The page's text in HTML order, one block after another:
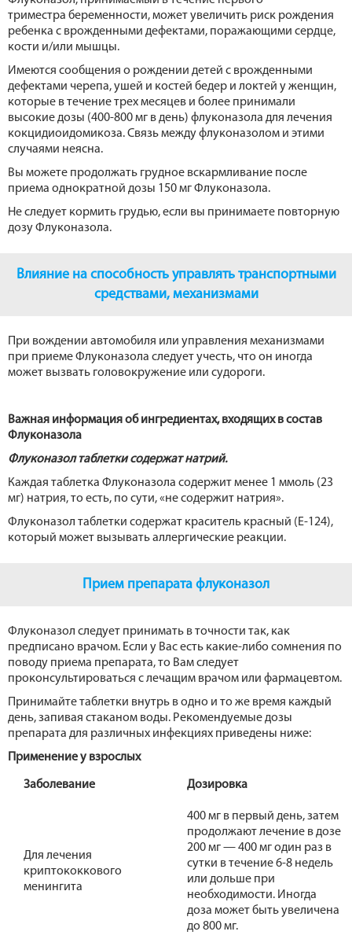
триместра беременности, может увеличить риск рождения
ребенка с врожденными дефектами, поражающими сердце,
кости и/или мышцы.
Имеются сообщения о рождении детей с врожденными
дефектами черепа, ушей и костей бедер и локтей у женщин,
которые в течение трех месяцев и более принимали
высокие дозы (400-800 мг в день) флуконазола для лечения
кокцидиоидомикоза. Связь между флуконазолом и этими
случаями неясна.
Вы можете продолжать грудное вскармливание после
приема однократной дозы 150 мг Флуконазола.
Не следует кормить грудью, если вы принимаете повторную
дозу Флуконазола.
Влияние на способность управлять транспортными
средствами, механизмами
При вождении автомобиля или управления механизмами
при приеме Флуконазола следует учесть, что он иногда
может вызвать головокружение или судороги.
Важная информация об ингредиентах, входящих в состав
Флуконазола
Флуконазол таблетки содержат натрий.
Каждая таблетка Флуконазола содержит менее 1 ммоль (23
мг) натрия, то есть, по сути, «не содержит натрия».
Флуконазол таблетки содержат краситель красный (Е-124),
который может вызывать аллергические реакции.
Прием препарата флуконазол
Флуконазол следует принимать в точности так, как
предписано врачом. Если у Вас есть какие-либо сомнения по
поводу приема препарата, то Вам следует
проконсультироваться с лечащим врачом или фармацевтом.
Принимайте таблетки внутрь в одно и то же время каждый
день, запивая стаканом воды. Рекомендуемые дозы
препарата для различных инфекциях приведены ниже:
Применение у взрослых
Заболевание Дозировка
Для лечения
криптококкового
менингита
400 мг в первый день, затем
продолжают лечение в дозе
200 мг — 400 мг один раз в
сутки в течение 6-8 недель
или дольше при
необходимости. Иногда
доза может быть увеличена
до 800 мг.